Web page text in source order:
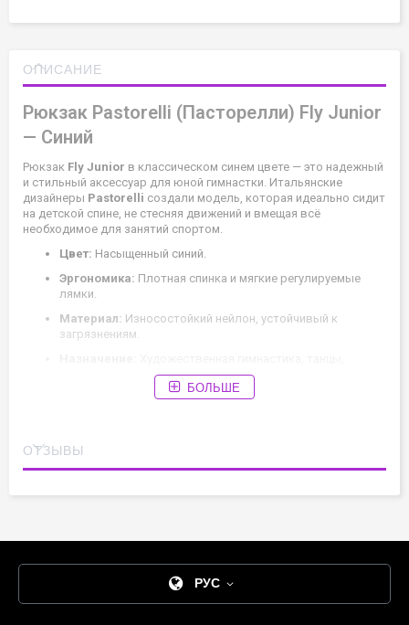
ОПИСАНИЕ
Рюкзак Pastorelli (Пасторелли) Fly Junior
— Синий
Рюкзак Fly Junior в классическом синем цвете — это надежный
и стильный аксессуар для юной гимнастки. Итальянские
дизайнеры Pastorelli создали модель, которая идеально сидит
на детской спине, не стесняя движений и вмещая всё
необходимое для занятий спортом.
Цвет: Насыщенный синий.
Эргономика: Плотная спинка и мягкие регулируемые
лямки.
Материал: Износостойкий нейлон, устойчивый к
загрязнениям.
БОЛЬШЕ
ОТЗЫВЫ
РУС